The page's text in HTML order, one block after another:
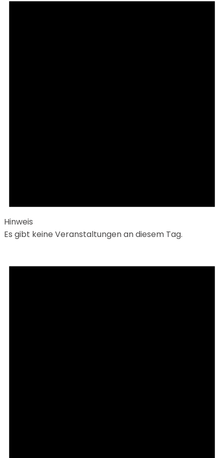
Hinweis
Es gibt keine Veranstaltungen an diesem Tag.